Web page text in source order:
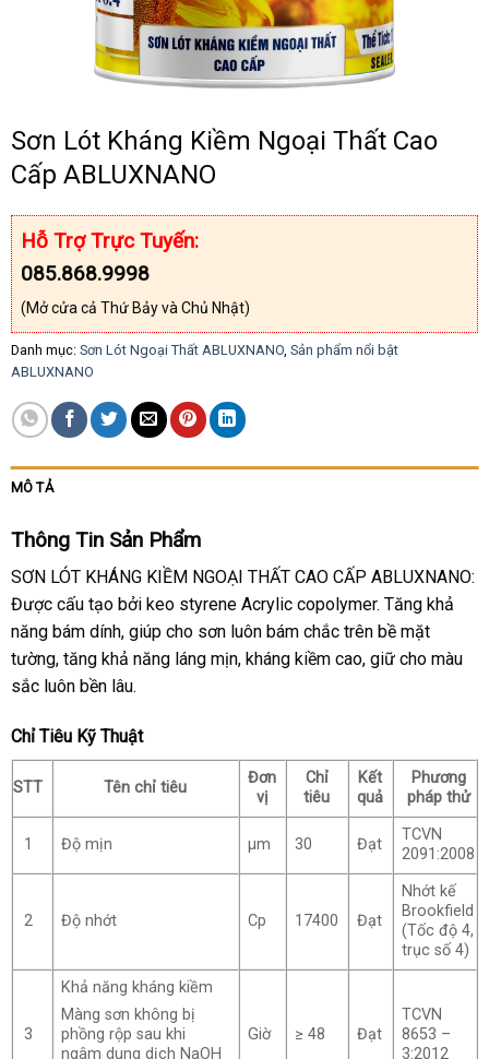
Sơn Lót Kháng Kiềm Ngoại Thất Cao
Cấp ABLUXNANO
Hỗ Trợ Trực Tuyến:
085.868.9998
(Mở cửa cả Thứ Bảy và Chủ Nhật)
Danh mục: Sơn Lót Ngoại Thất ABLUXNANO, Sản phẩm nổi bật
ABLUXNANO
MÔ TẢ
Thông Tin Sản Phẩm
SƠN LÓT KHÁNG KIỀM NGOẠI THẤT CAO CẤP ABLUXNANO:
Được cấu tạo bởi keo styrene Acrylic copolymer. Tăng khả
năng bám dính, giúp cho sơn luôn bám chắc trên bề mặt
tường, tăng khả năng láng mịn, kháng kiềm cao, giữ cho màu
sắc luôn bền lâu.
Chỉ Tiêu Kỹ Thuật
STT Tên chỉ tiêu
Đơn
vị
Chỉ
tiêu
Kết
quả
Phương
pháp thử
1 Độ mịn μm 30 Đạt
TCVN
2091:2008
2 Độ nhớt Cp 17400 Đạt
Nhớt kế
Brookfield
(Tốc độ 4,
trục số 4)
3
Khả năng kháng kiềm
Màng sơn không bị
phồng rộp sau khi
ngâm dung dịch NaOH
Giờ ≥ 48 Đạt
TCVN
8653 –
3:2012